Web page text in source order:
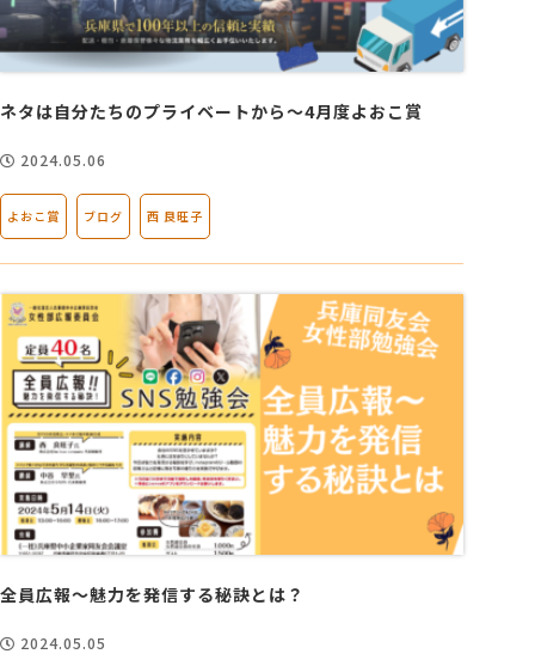
ネタは自分たちのプライベートから～4月度よおこ賞
2024.05.06
よおこ賞 ブログ 西 良旺子
全員広報～魅力を発信する秘訣とは？
2024.05.05